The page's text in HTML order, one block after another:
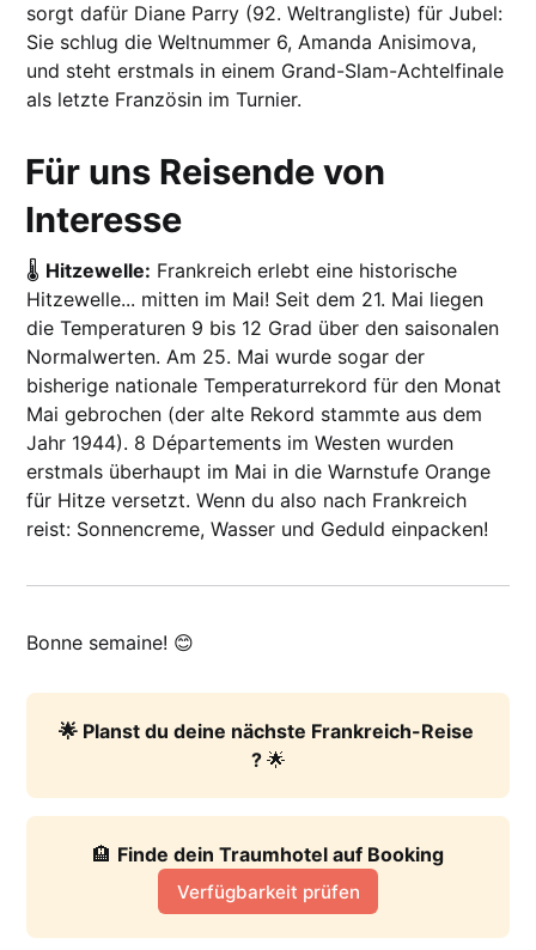
sorgt dafür Diane Parry (92. Weltrangliste) für Jubel:
Sie schlug die Weltnummer 6, Amanda Anisimova,
und steht erstmals in einem Grand-Slam-Achtelfinale
als letzte Französin im Turnier.
Für uns Reisende von
Interesse
🌡️ Hitzewelle: Frankreich erlebt eine historische
Hitzewelle... mitten im Mai! Seit dem 21. Mai liegen
die Temperaturen 9 bis 12 Grad über den saisonalen
Normalwerten. Am 25. Mai wurde sogar der
bisherige nationale Temperaturrekord für den Monat
Mai gebrochen (der alte Rekord stammte aus dem
Jahr 1944). 8 Départements im Westen wurden
erstmals überhaupt im Mai in die Warnstufe Orange
für Hitze versetzt. Wenn du also nach Frankreich
reist: Sonnencreme, Wasser und Geduld einpacken!
Bonne semaine! 😊
🌟 Planst du deine nächste Frankreich-Reise
? 🌟
🏨 Finde dein Traumhotel auf Booking
Verfügbarkeit prüfen